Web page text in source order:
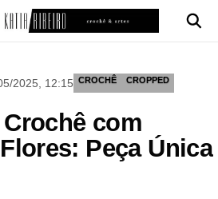
2025, 12:15 CROCHÊ CROPPED
com
Peça Única